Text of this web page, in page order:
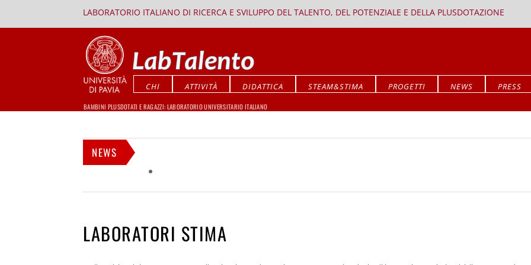
LABORATORIO ITALIANO DI RICERCA E SVILUPPO DEL TALENTO, DEL POTENZIALE E DELLA PLUSDOTAZIONE
BAMBINI PLUSDOTATI E RAGAZZI: LABORATORIO UNIVERSITARIO ITALIANO
CHI ATTIVITÀ DIDATTICA STEAM&STIMA PROGETTI NEWS PRESS
NEWS
LABORATORI STIMA